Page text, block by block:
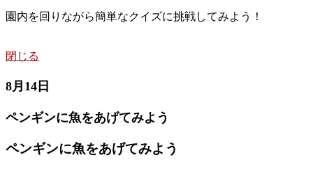
園内を回りながら簡単なクイズに挑戦してみよう！
閉じる
8月14日
ペンギンに魚をあげてみよう
ペンギンに魚をあげてみよう